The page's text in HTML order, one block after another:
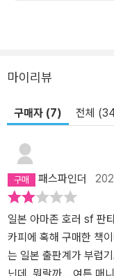
마이리뷰
구매자 (7) 전체
패스파인더
일본 아마존 호러 sf 판
카피에 혹해 구매한 책
는 일본 출판계가 부럽기도 하고